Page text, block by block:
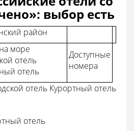
выбор есть
район
море
отель
отель
Доступные
номера
отель Курортный отель
отель